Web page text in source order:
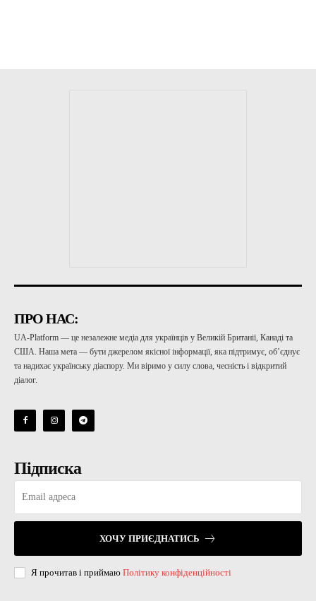
ПРО НАС:
UA-Platform — це незалежне медіа для українців у Великій Британії, Канаді та
США. Наша мета — бути джерелом якісної інформації, яка підтримує, об’єднує
та надихає українську діаспору. Ми віримо у силу слова, чесність і відкритий
діалог.
Підписка
ХОЧУ ПРИЄДНАТИСЬ
Я прочитав і приймаю Політику конфіденційності